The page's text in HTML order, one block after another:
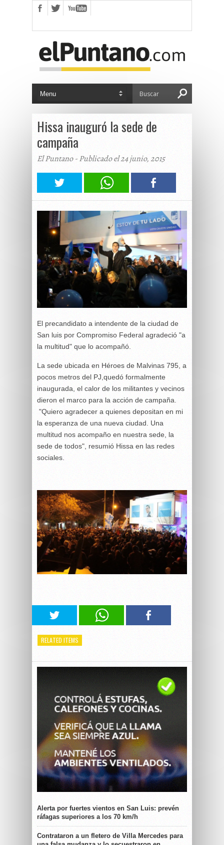
Hissa inauguró la sede de
campaña
El Puntano - Publicado el 24 junio, 2015
El precandidato a intendente de la ciudad de
San luis por Compromiso Federal agradeció "a
la multitud" que lo acompañó.
La sede ubicada en Héroes de Malvinas 795, a
pocos metros del PJ,quedó formalmente
inaugurada, el calor de los militantes y vecinos
dieron el marco para la acción de campaña.
"Quiero agradecer a quienes depositan en mi
la esperanza de una nueva ciudad. Una
multitud nos acompaño en nuestra sede, la
sede de todos", resumió Hissa en las redes
sociales.
RELATED ITEMS
Alerta por fuertes vientos en San Luis: prevén
ráfagas superiores a los 70 km/h
Contrataron a un fletero de Villa Mercedes para